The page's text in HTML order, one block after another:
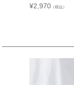
¥2,970 （税込）